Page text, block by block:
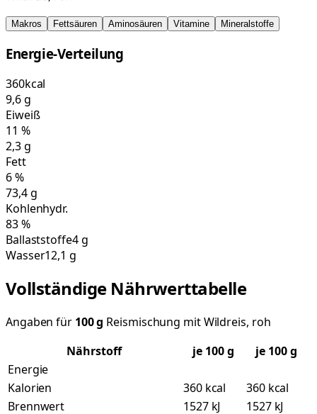
Makros Fettsäuren Aminosäuren Vitamine Mineralstoffe
Energie-Verteilung
360kcal
9,6g
Eiweiß
11 %
2,3g
Fett
6%
73,4g
Kohlenhydr.
83%
Ballaststoffe4 g
Wasser12,1 g
Vollständige Nährwerttabelle
Angaben für 100g Reismischung mit Wildreis, roh
Nährstoff
je 100g
je 100 g
Energie
Kalorien
360 kcal
360 kcal
Brennwert
1527 kJ 1527 kJ